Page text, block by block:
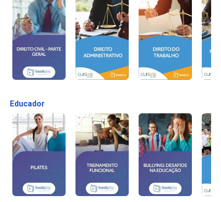
Educador